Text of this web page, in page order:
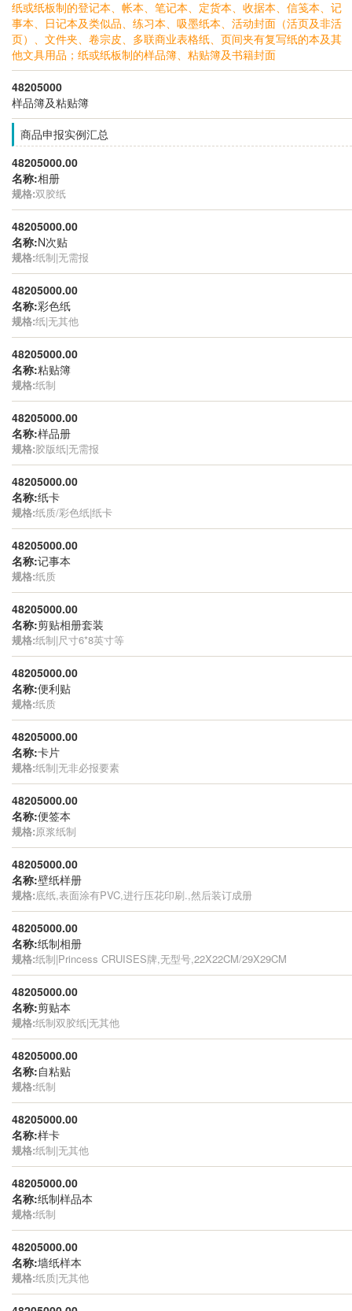
纸或纸板制的登记本、帐本、笔记本、定货本、收据本、信笺本、记
事本、日记本及类似品、练习本、吸墨纸本、活动封面（活页及非活
页）、文件夹、卷宗皮、多联商业表格纸、页间夹有复写纸的本及其
他文具用品；纸或纸板制的样品簿、粘贴簿及书籍封面
48205000
样品簿及粘贴簿
商品申报实例汇总
48205000.00
名称:相册
规格:双胶纸
48205000.00
名称:N次贴
规格:纸制|无需报
48205000.00
名称:彩色纸
规格:纸|无其他
48205000.00
名称:粘贴簿
规格:纸制
48205000.00
名称:样品册
规格:胶版纸|无需报
48205000.00
名称:纸卡
规格:纸质/彩色纸|纸卡
48205000.00
名称:记事本
规格:纸质
48205000.00
名称:剪贴相册套装
规格:纸制|尺寸6*8英寸等
48205000.00
名称:便利贴
规格:纸质
48205000.00
名称:卡片
规格:纸制|无非必报要素
48205000.00
名称:便签本
规格:原浆纸制
48205000.00
名称:壁纸样册
规格:底纸,表面涂有PVC,进行压花印刷.,然后装订成册
48205000.00
名称:纸制相册
规格:纸制|Princess CRUISES牌,无型号,22X22CM/29X29CM
48205000.00
名称:剪贴本
规格:纸制双胶纸|无其他
48205000.00
名称:自粘贴
规格:纸制
48205000.00
名称:样卡
规格:纸制|无其他
48205000.00
名称:纸制样品本
规格:纸制
48205000.00
名称:墙纸样本
规格:纸质|无其他